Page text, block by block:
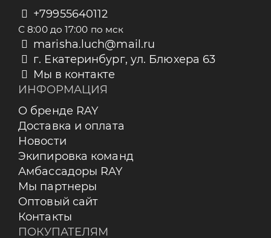
+79955640112
С 8:00 до 17:00 по мск
marisha.luch@mail.ru
г. Екатеринбург, ул. Блюхера 63
Мы в контакте
ИНФОРМАЦИЯ
О бренде RAY
Доставка и оплата
Новости
Экипировка команд
Амбассадоры RAY
Мы партнеры
Оптовый сайт
Контакты
ПОКУПАТЕЛЯМ